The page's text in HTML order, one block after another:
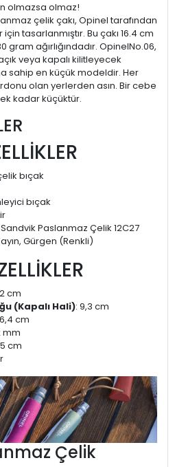
olmazsa olmaz!
çelik çakı, Opinel tarafından
tasarlanmıştır. Bu çakı 16.4 cm
ağırlığındadır. OpinelNo.06,
veya kapalı kilitleyecek
sahip en küçük modeldir. Her
olan yerlerden asın. Bir cebe
kadar küçüktür.
bıçak
bıçak
Sandvik Paslanmaz Çelik 12C27
Gürgen (Renkli)
cm
(Kapalı Hali): 9,3 cm
cm
mm
cm
Çelik